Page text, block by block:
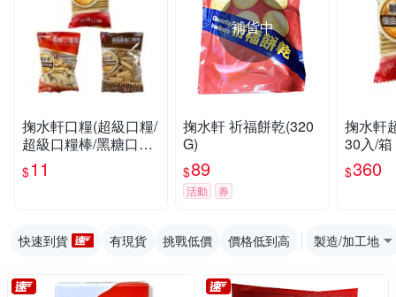
掬水軒口糧(超級口糧/
超級口糧棒/黑糖口糧
棒)(40-90G/包)【愛
買】
$11
補貨中
掬水軒 祈福餅乾(320
G)
$89
活動 券
掬水軒
30入/
$360
快速到貨 有現貨 挑戰低價 價格低到高 製造/加工地